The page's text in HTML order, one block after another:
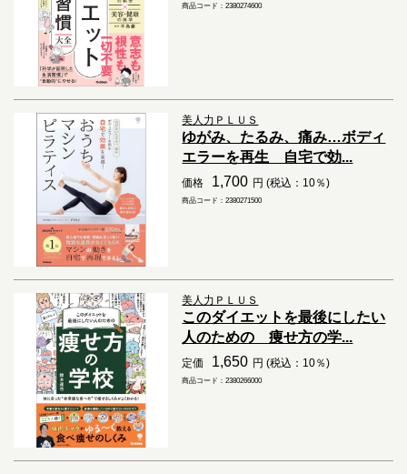
商品コード：2380274600
美人力ＰＬＵＳ
ゆがみ、たるみ、痛み…ボディ
エラーを再生 自宅で効...
価格 1,700 円 (税込：10％)
商品コード：2380271500
美人力ＰＬＵＳ
このダイエットを最後にしたい
人のための 痩せ方の学...
定価 1,650 円 (税込：10％)
商品コード：2380266000